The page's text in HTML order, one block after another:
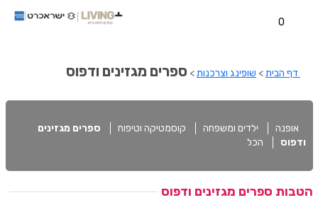
0
דף הבית> שופינג וצרכנות> ספרים מגזינים ודפוס
אופנה ילדים ומשפחה קוסמטיקה וטיפוח
ספרים מגזינים
ודפוס
הכל
הטבות ספרים מגזינים ודפוס